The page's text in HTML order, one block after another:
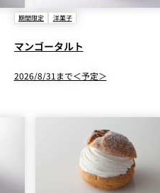
期間限定 洋菓子
マンゴータルト
2026/8/31まで＜予定＞